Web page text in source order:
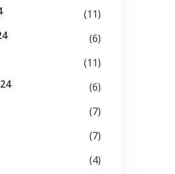
(11)
(6)
(11)
(6)
(7)
(7)
(4)